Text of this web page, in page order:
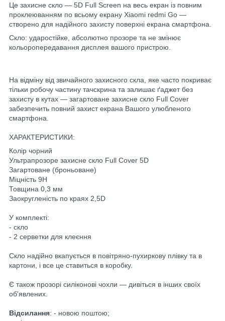
Це захисне скло — 5D Full Screen на весь екран із повним
проклеюванням по всьому екрану Xiaomi redmi Go —
створено для надійного захисту поверхні екрана смартфона.
Скло: ударостійке, абсолютно прозоре та не змінює
кольоропередавання дисплея вашого пристрою.
На відміну від звичайного захисного скла, яке часто покриває
тільки робочу частину тачскрина та залишає ґаджет без
захисту в кутах — загартоване захисне скло Full Cover
забезпечить повний захист екрана Вашого улюбленого
смартфона.
ХАРАКТЕРИСТИКИ:
Колір чорний
Ультрапрозоре захисне скло Full Cover 5D
Загартоване (броньоване)
Міцність 9H
Товщина 0,3 мм
Заокругленість по краях 2,5D
У комплекті:
- скло
- 2 серветки для клеєння
Скло надійно вкапується в повітряно-пухиркову плівку та в
картони, і все це ставиться в коробку.
Є також прозорі силіконові чохли — дивіться в інших своїх
об'явлених.
Відсилання: - новою поштою;